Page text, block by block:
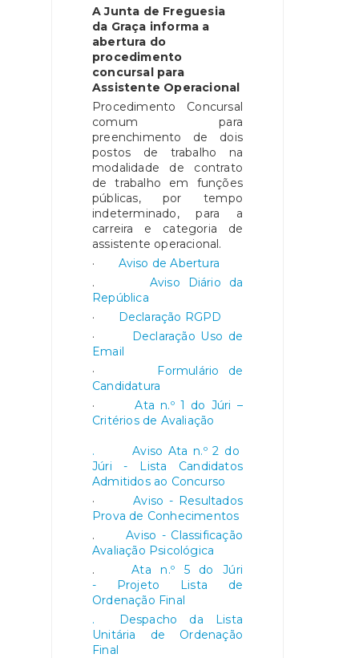
A Junta de Freguesia
da Graça informa a
abertura do
procedimento
concursal para
Assistente Operacional
Procedimento Concursal
comum para
preenchimento de dois
postos de trabalho na
modalidade de contrato
de trabalho em funções
públicas, por tempo
indeterminado, para a
carreira e categoria de
assistente operacional.
· Aviso de Abertura
. Aviso Diário da
República
· Declaração RGPD
· Declaração Uso de
Email
· Formulário de
Candidatura
·Ata n.º 1 do Júri –
Critérios de Avaliação
. Aviso Ata n.º 2 do
Júri - Lista Candidatos
Admitidos ao Concurso
·Aviso - Resultados
Prova de Conhecimentos
.
Aviso - Classificação
Avaliação Psicológica
.
Ata n.º 5 do Júri
- Projeto Lista de
Ordenação Final
. Despacho da Lista
Unitária de Ordenação
Final